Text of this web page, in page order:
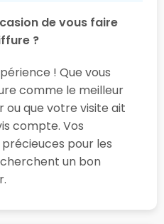
de vous faire
?
! Que vous
comme le meilleur
ou que votre visite ait
compte. Vos
pour les
un bon